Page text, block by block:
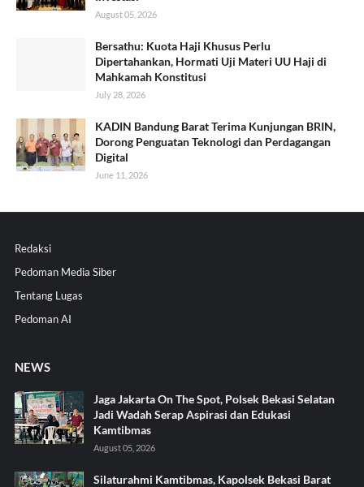
August 05, 2026
Bersathu: Kuota Haji Khusus Perlu
Dipertahankan, Hormati Uji Materi UU Haji di
Mahkamah Konstitusi
July 28, 2026
KADIN Bandung Barat Terima Kunjungan BRIN,
Dorong Penguatan Teknologi dan Perdagangan
Digital
June 11, 2026
Redaksi
Pedoman Media Siber
Tentang Lugas
Pedoman AI
NEWS
Jaga Jakarta On The Spot, Polsek Bekasi Selatan
Jadi Wadah Serap Aspirasi dan Edukasi
Kamtibmas
August 05, 2026
Silaturahmi Kamtibmas, Kapolsek Bekasi Barat